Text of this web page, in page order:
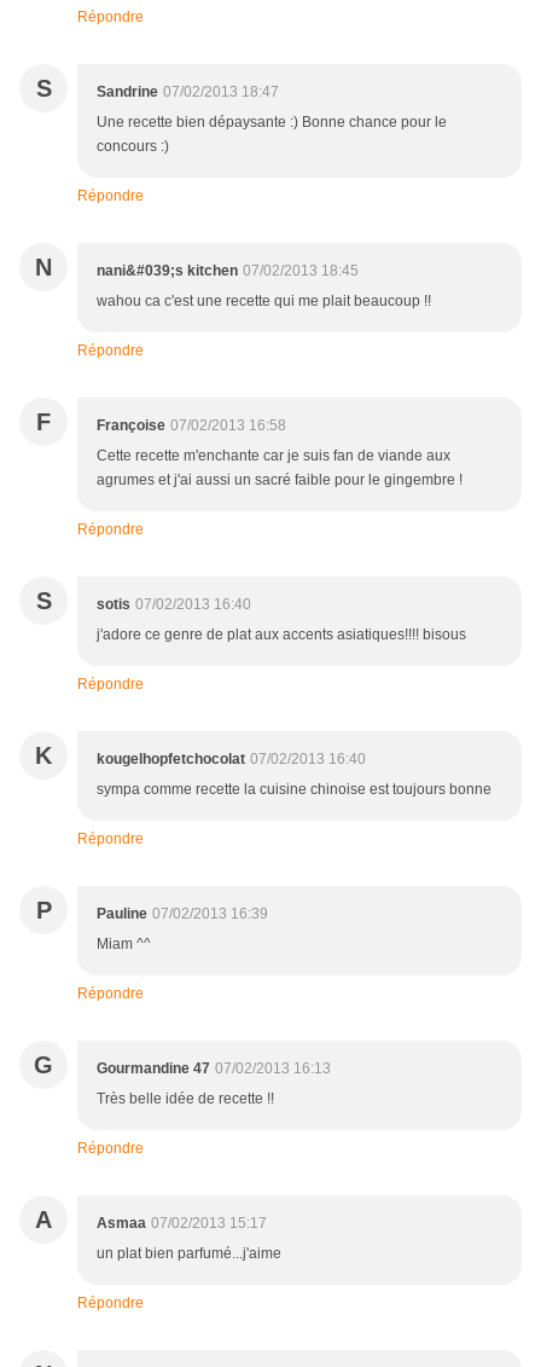
Répondre
S Sandrine 07/02/2013 18:47
Une recette bien dépaysante :) Bonne chance pour le
concours :)
Répondre
N nani&#039;s kitchen 07/02/2013 18:45
wahou ca c'est une recette qui me plait beaucoup !!
Répondre
F Françoise 07/02/2013 16:58
Cette recette m'enchante car je suis fan de viande aux
agrumes et j'ai aussi un sacré faible pour le gingembre !
Répondre
S sotis 07/02/2013 16:40
j'adore ce genre de plat aux accents asiatiques!!!! bisous
Répondre
K kougelhopfetchocolat 07/02/2013 16:40
sympa comme recette la cuisine chinoise est toujours bonne
Répondre
P Pauline 07/02/2013 16:39
Miam ^^
Répondre
G Gourmandine 47 07/02/2013 16:13
Très belle idée de recette !!
Répondre
A Asmaa 07/02/2013 15:17
un plat bien parfumé...j'aime
Répondre